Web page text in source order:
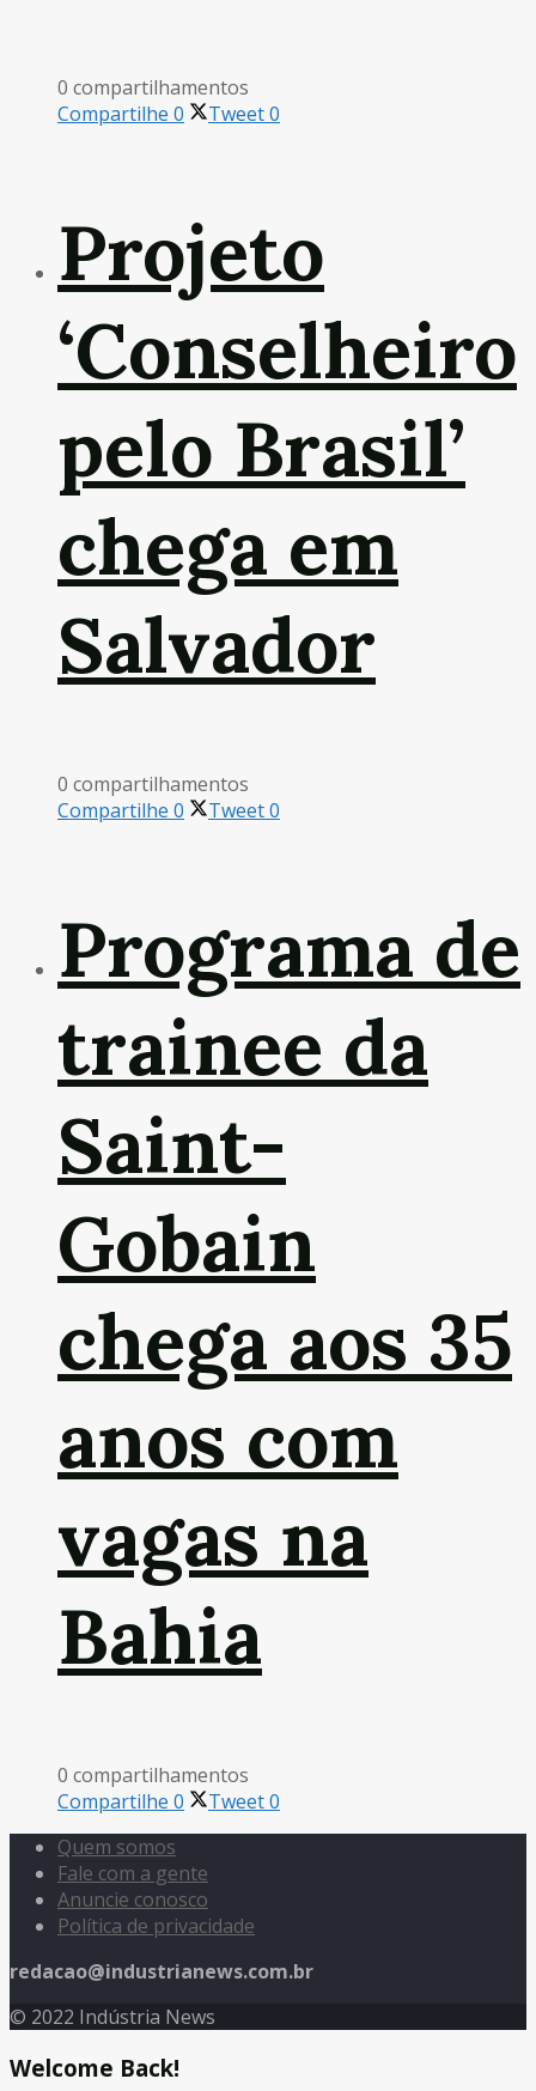
0 compartilhamentos
Compartilhe 0 Tweet0
Projeto
‘Conselheiro
pelo Brasil’
chega em
Salvador
0 compartilhamentos
Compartilhe 0 Tweet0
Programa de
trainee da
Saint-
Gobain
chega aos 35
anos com
vagas na
Bahia
0 compartilhamentos
Compartilhe 0 Tweet0
Quem somos
Fale com a gente
Anuncie conosco
Política de privacidade
redacao@industrianews.com.br
© 2022 Indústria News
Welcome Back!